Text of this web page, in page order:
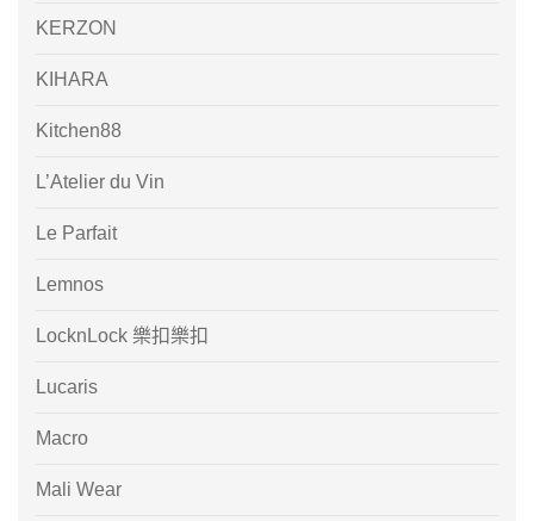
KERZON
KIHARA
Kitchen88
L’Atelier du Vin
Le Parfait
Lemnos
LocknLock 樂扣樂扣
Lucaris
Macro
Mali Wear